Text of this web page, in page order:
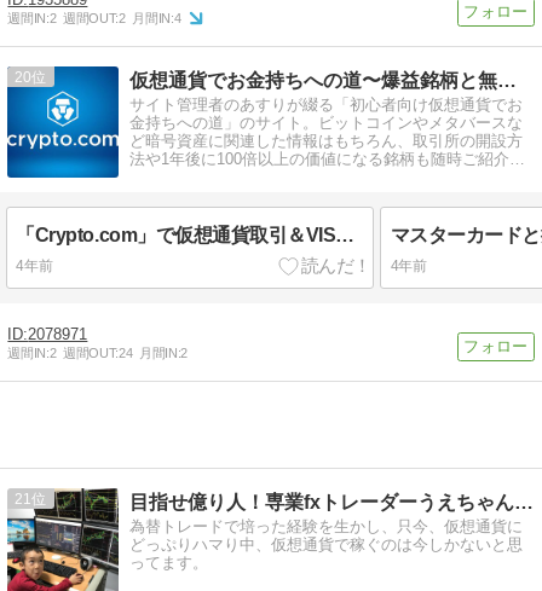
週間IN:2 週間OUT:2 月間IN:4
20 仮想通貨でお金持ちへの道〜爆益銘柄と無料のコイン配布紹介
サイト管理者のあすりが綴る「初心者向け仮想通貨でお
金持ちへの道」のサイト。ビットコインやメタバースな
ど暗号資産に関連した情報はもちろん、取引所の開設方
法や1年後に100倍以上の価値になる銘柄も随時ご紹介し
「Crypto.com」で仮想通貨取引＆VISAプリペイドカードを手に入れよう！
4年前 4年前
2078971
週間IN:2 週間OUT:24 月間IN:2
21 目指せ億り人！専業fxトレーダーうえちゃん 仮想通貨も参入
為替トレードで培った経験を生かし、只今、仮想通貨に
どっぷりハマり中、仮想通貨で稼ぐのは今しかないと思
ってます。